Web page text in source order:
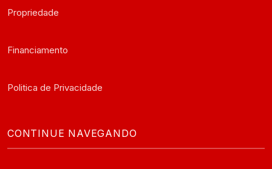
Propriedade
Financiamento
Politica de Privacidade
CONTINUE NAVEGANDO